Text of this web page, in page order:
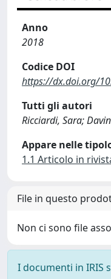
Anno
2018
Codice DOI
https://dx.doi.org/
Tutti gli autori
Ricciardi, Sara;
Appare nelle
1.1 Articolo in
File in questo
Non ci sono file
I documenti in IRIS